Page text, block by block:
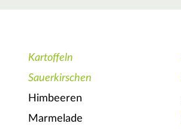
Kartoffeln
Sauerkirschen
Himbeeren
Marmelade